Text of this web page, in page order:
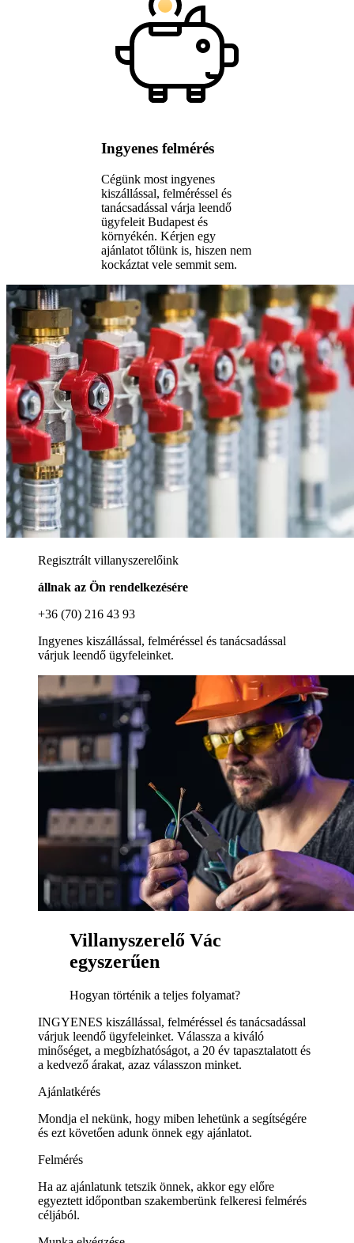
Ingyenes felmérés
Cégünk most ingyenes
kiszállással, felméréssel és
tanácsadással várja leendő
ügyfeleit Budapest és
környékén. Kérjen egy
ajánlatot tőlünk is, hiszen nem
kockáztat vele semmit sem.
Regisztrált villanyszerelőink
állnak az Ön rendelkezésére
+36 (70) 216 43 93
Ingyenes kiszállással, felméréssel és tanácsadással
várjuk leendő ügyfeleinket.
Villanyszerelő Vác
egyszerűen
Hogyan történik a teljes folyamat?
INGYENES kiszállással, felméréssel és tanácsadással
várjuk leendő ügyfeleinket. Válassza a kiváló
minőséget, a megbízhatóságot, a 20 év tapasztalatott és
a kedvező árakat, azaz válasszon minket.
Ajánlatkérés
Mondja el nekünk, hogy miben lehetünk a segítségére
és ezt követően adunk önnek egy ajánlatot.
Felmérés
Ha az ajánlatunk tetszik önnek, akkor egy előre
egyeztett időpontban szakemberünk felkeresi felmérés
céljából.